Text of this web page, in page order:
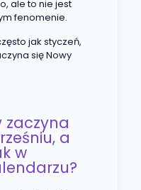
ale to nie jest
fenomenie.
jak styczeń,
się Nowy
zaczyna
a
w